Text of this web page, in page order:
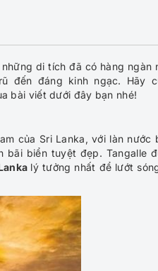
di tích đã có hàng ngàn
đến đáng kinh ngạc. Hãy
bài viết dưới đây bạn nhé!
của Sri Lanka, với làn nước
bãi biển tuyệt đẹp. Tangalle
lý tưởng nhất để lướt